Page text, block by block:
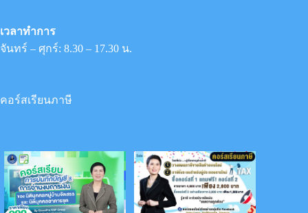
เวลาทำการ
จันทร์ – ศุกร์: 8.30 – 17.30 น.
คอร์สเรียนภาษี